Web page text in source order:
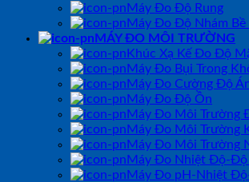
Máy Đo Độ Rung
Máy Đo Độ Nhám
MÁY ĐO MÔI TRƯỜNG
Khúc Xạ Kế Đo Độ
Máy Đo Bụi Trong
Máy Đo Cường Độ
Máy Đo Độ Ồn
Máy Đo Môi Trường
Máy Đo Môi Trường
Máy Đo Môi Trường
Máy Đo Nhiệt Độ-Độ
Máy Đo pH-Nhiệt